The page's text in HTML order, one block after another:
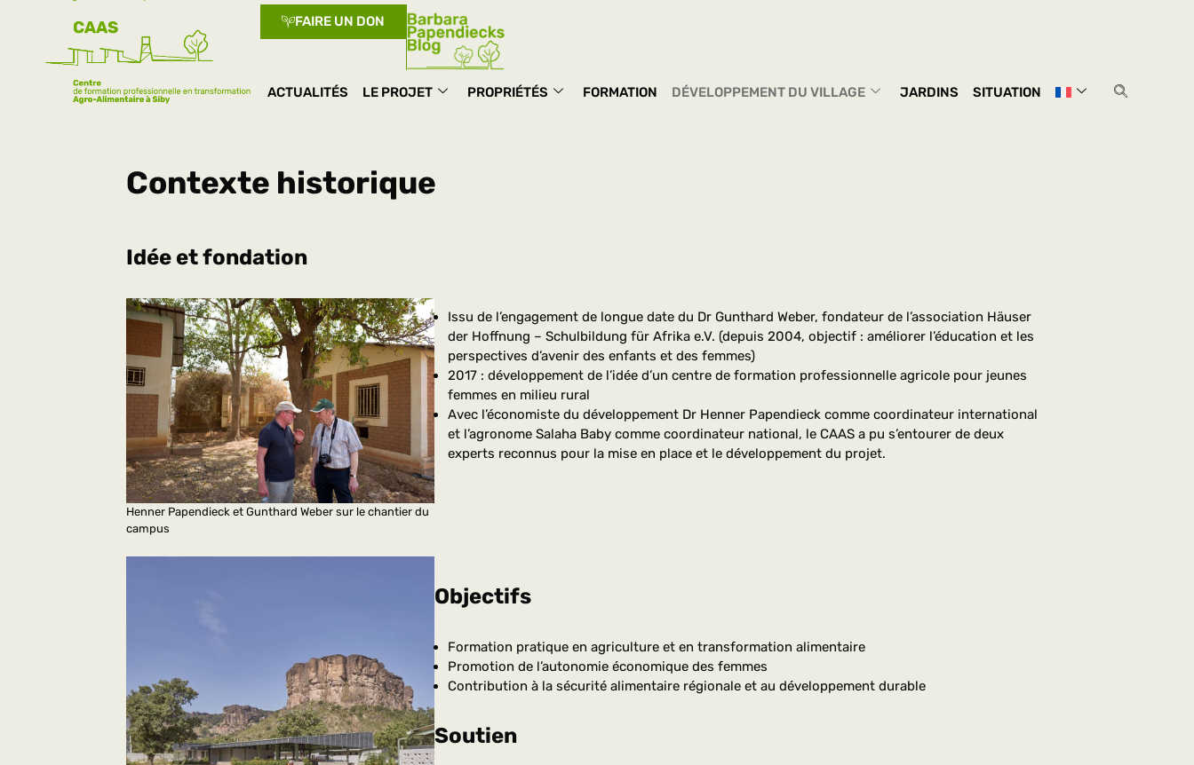
FAIRE UN DON
ACTUALITÉS LE PROJET PROPRIÉTÉS FORMATION DÉVELOPPEMENT DU VILLAGE JARDINS SITUATION
Contexte historique
Idée et fondation
Henner Papendieck et Gunthard Weber sur le chantier du
campus
Issu de l’engagement de longue date du Dr Gunthard Weber, fondateur de l’association Häuser
der Hoffnung – Schulbildung für Afrika e.V. (depuis 2004, objectif : améliorer l’éducation et les
perspectives d’avenir des enfants et des femmes)
2017 : développement de l’idée d’un centre de formation professionnelle agricole pour jeunes
femmes en milieu rural
Avec l’économiste du développement Dr Henner Papendieck comme coordinateur international
et l’agronome Salaha Baby comme coordinateur national, le CAAS a pu s’entourer de deux
experts reconnus pour la mise en place et le développement du projet.
Objectifs
Formation pratique en agriculture et en transformation alimentaire
Promotion de l’autonomie économique des femmes
Contribution à la sécurité alimentaire régionale et au développement durable
Soutien